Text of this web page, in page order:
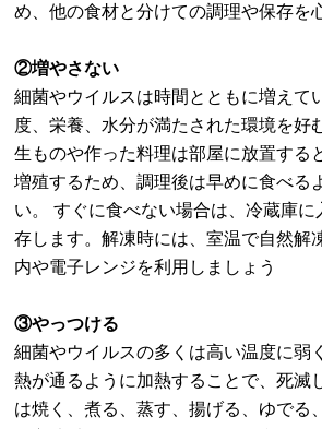
め、他の食材と分けての調理や保存を
②増やさない
細菌やウイルスは時間とともに増えて
度、栄養、水分が満たされた環境を好
生ものや作った料理は部屋に放置する
増殖するため、調理後は早めに食べる
い。 すぐに食べない場合は、冷蔵庫に
存します。解凍時には、室温で自然解
内や電子レンジを利用しましょう
③やっつける
細菌やウイルスの多くは高い温度に弱
熱が通るように加熱することで、死滅
は焼く、煮る、蒸す、揚げる、ゆでる